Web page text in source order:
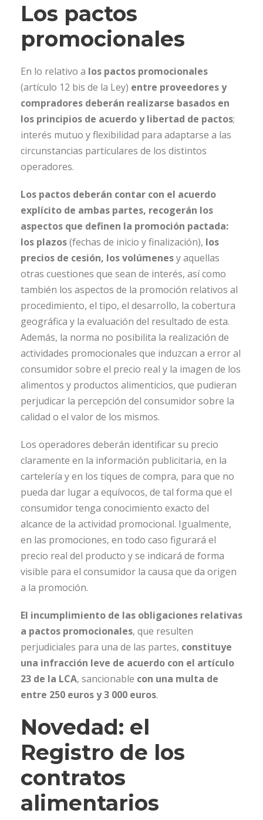
Los pactos
promocionales
En lo relativo a los pactos promocionales
(artículo 12 bis de la Ley) entre proveedores y
compradores deberán realizarse basados en
los principios de acuerdo y libertad de pactos;
interés mutuo y flexibilidad para adaptarse a las
circunstancias particulares de los distintos
operadores.
Los pactos deberán contar con el acuerdo
explícito de ambas partes, recogerán los
aspectos que definen la promoción pactada:
los plazos(fechas de inicio y finalización), los
precios de cesión, los volúmenesy aquellas
otras cuestiones que sean de interés, así como
también los aspectos de la promoción relativos al
procedimiento, el tipo, el desarrollo, la cobertura
geográfica y la evaluación del resultado de esta.
Además, la norma no posibilita la realización de
actividades promocionales que induzcan a error al
consumidor sobre el precio real y la imagen de los
alimentos y productos alimenticios, que pudieran
perjudicar la percepción del consumidor sobre la
calidad o el valor de los mismos.
Los operadores deberán identificar su precio
claramente en la información publicitaria, en la
cartelería y en los tiques de compra, para que no
pueda dar lugar a equívocos, de tal forma que el
consumidor tenga conocimiento exacto del
alcance de la actividad promocional. Igualmente,
en las promociones, en todo caso figurará el
precio real del producto y se indicará de forma
visible para el consumidor la causa que da origen
a la promoción.
El incumplimiento de las obligaciones relativas
a pactos promocionales, que resulten
perjudiciales para una de las partes, constituye
una infracción leve de acuerdo con el artículo
23 de la LCA, sancionable con una multa de
entre 250 euros y 3 000 euros.
Novedad: el
Registro de los
contratos
alimentarios